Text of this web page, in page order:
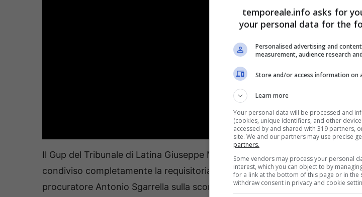
Il Gup del Tribunale di Latina Giuseppe Molfese, al termine di una camera
condiviso completamente la requisitoria del
sostituto
procuratore Antonio Sgarrella sulla scorta delle
temporeale.info asks for
your personal data for the
Personalised advertising and
measurement, audience research
Store and/or access information on
Learn more
Your personal data will be processed and
(cookies, unique identifiers, and other
accessed by and shared with 319 partners,
site. We and our partners may use precise
partners.
Some vendors may process your personal
interest, which you can object to by
for a link at the bottom of this page or in the
withdraw consent in privacy and cookie